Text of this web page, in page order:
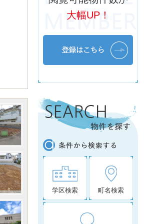
大幅UP！
学区検索 町名検索